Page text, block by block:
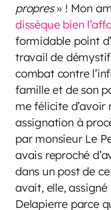
propres» ! Mon
dissèque bien
formidable point
travail de
combat contre
famille et de son
me félicite d’avoir
assignation à
par monsieur Le
avais reproché
dans un post de
avait, elle,
Delapierre parce